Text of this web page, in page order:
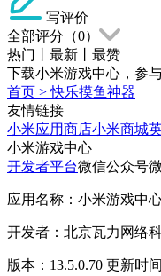
写评价
全部评分（0）
热门
最新
最赞
下载小米游戏中心，参
首页 >快乐摸鱼神器
友情链接
小米应用商店小米商城
小米游戏中心
开发者平台微信公众号
应用名称：小米游戏中
开发者：北京瓦力网络
版本：13.5.0.70 更新时